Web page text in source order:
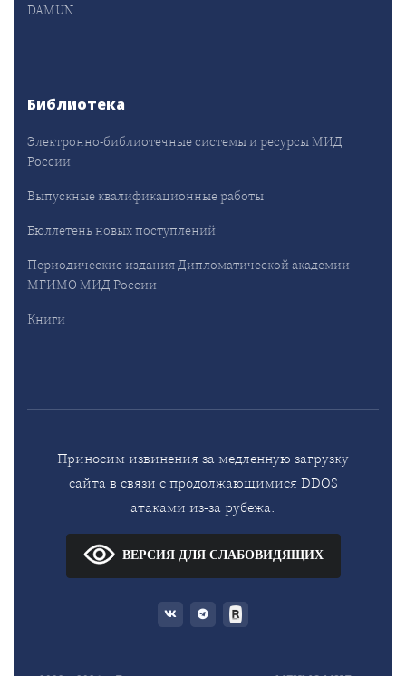
DAMUN
Библиотека
Электронно-библиотечные системы и ресурсы МИД
России
Выпускные квалификационные работы
Бюллетень новых поступлений
Периодические издания Дипломатической академии
МГИМО МИД России
Книги
Приносим извинения за медленную загрузку
сайта в связи с продолжающимися DDOS
атаками из-за рубежа.
ВЕРСИЯ ДЛЯ СЛАБОВИДЯЩИХ